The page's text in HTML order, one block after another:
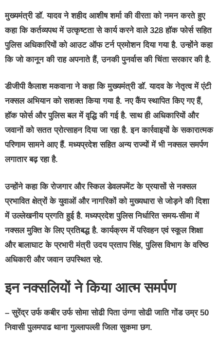
मुख्यमंत्री डॉ. यादव ने शहीद आशीष शर्मा की वीरता को नमन करते हुए
कहा कि कर्तव्यपथ में उत्कृष्टता से कार्य करने वाले 328 हॉक फोर्स सहित
पुलिस अधिकारियों को आउट ऑफ टर्न प्रमोशन दिया गया है. उन्होंने कहा
कि जो कानून की राह अपनाते हैं, उनकी पुनर्वास की चिंता सरकार की है.
डीजीपी कैलाश मकवाना ने कहा कि मुख्यमंत्री डॉ. यादव के नेतृत्व में एंटी
नक्सल अभियान को सशक्त किया गया है. नए कैंप स्थापित किए गए हैं,
हॉक फोर्स और पुलिस बल में वृद्धि की गई है. साथ ही अधिकारियों और
जवानों को सतत प्रोत्साहन दिया जा रहा है. इन कार्रवाइयों के सकारात्मक
परिणाम सामने आए हैं. मध्यप्रदेश सहित अन्य राज्यों में भी नक्सल समर्पण
लगातार बढ़ रहा है.
उन्होंने कहा कि रोजगार और स्किल डेवलपमेंट के प्रयासों से नक्सल
प्रभावित क्षेत्रों के युवाओं और नागरिकों को मुख्यधारा से जोड़ने की दिशा
में उल्लेखनीय प्रगति हुई है. मध्यप्रदेश पुलिस निर्धारित समय-सीमा में
नक्सल मुक्ति के लिए प्रतिबद्ध है. कार्यक्रम में परिवहन एवं स्कूल शिक्षा
और बालाघाट के प्रभारी मंत्री उदय प्रताप सिंह, पुलिस विभाग के वरिष्ठ
अधिकारी और जवान उपस्थित रहे.
इन नक्सलियों ने किया आत्म समर्पण
–सुरेंद्र उर्फ कबीर उर्फ सोमा सोढी पिता उंग्गा सोढी जाति गोंड उम्र 50
निवासी पुलमपाढ थाना गुल्लापल्ली जिला सुकमा छग.